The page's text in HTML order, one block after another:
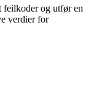
feilkoder og utfør en
verdier for